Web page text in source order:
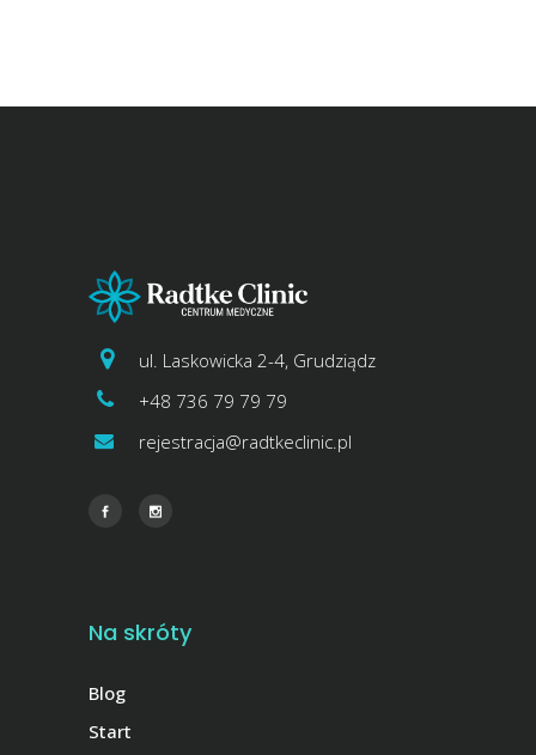
ul. Laskowicka 2-4, Grudziądz
+48 736 79 79 79
rejestracja@radtkeclinic.pl
Na skróty
Blog
Start